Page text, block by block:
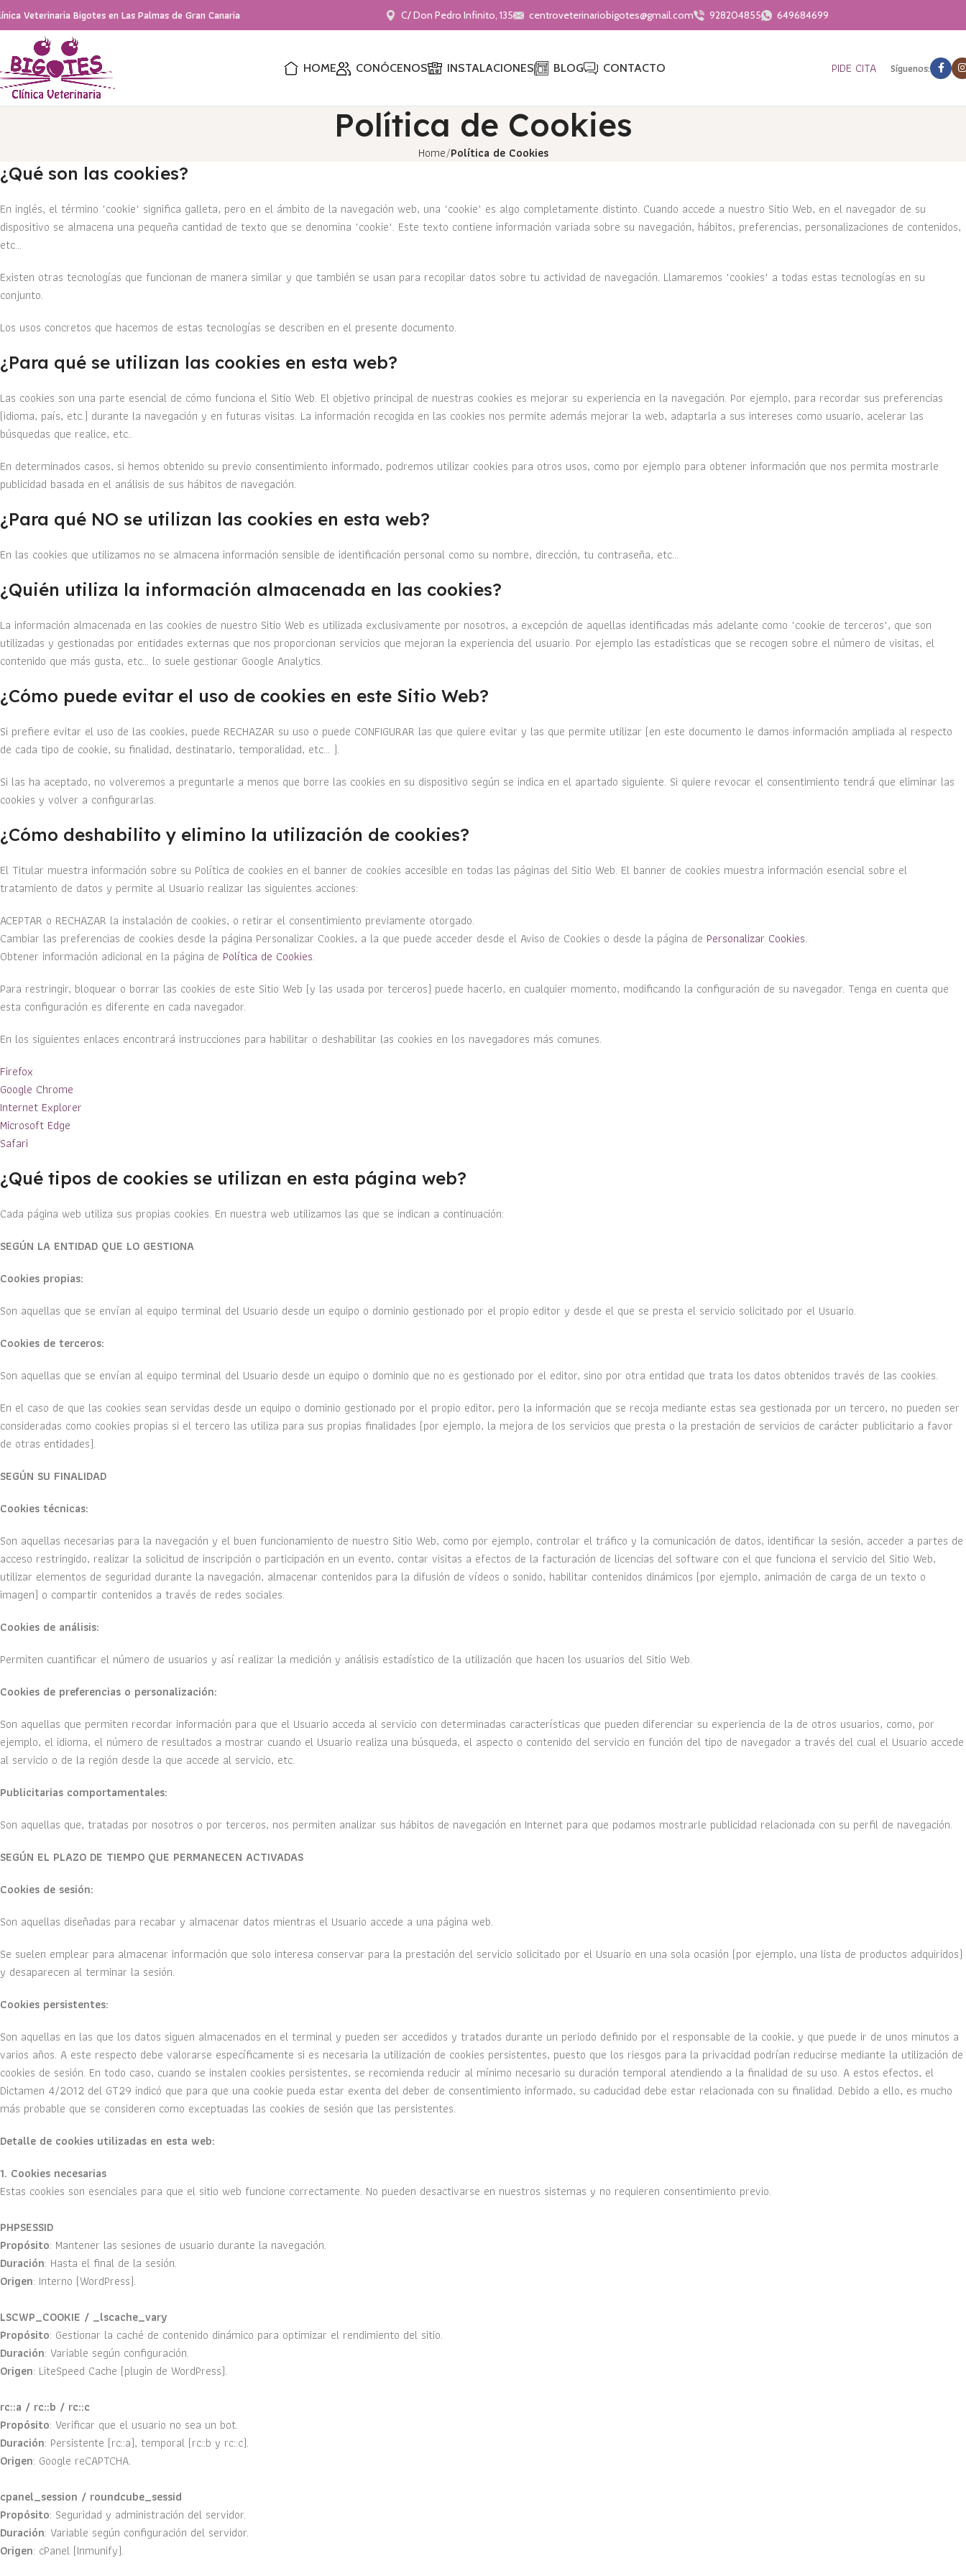
Veterinaria Bigotes en Las Palmas de Gran Canaria C/ Don Pedro Infinito, 135 centroveterinariobigotes@gmail.com 928204855 649684699
HOME CONÓCENOS INSTALACIONES BLOG CONTACTO PIDE CITA Síguenos:
Política de Cookies
Home Política de Cookies
¿Qué son las cookies?
En inglés, el término "cookie" significa galleta, pero en el ámbito de la navegación web, una "cookie" es algo completamente distinto. Cuando accede a nuestro Sitio Web, en el navegador de su
dispositivo se almacena una pequeña cantidad de texto que se denomina "cookie". Este texto contiene información variada sobre su navegación, hábitos, preferencias, personalizaciones de contenidos,
etc...
Existen otras tecnologías que funcionan de manera similar y que también se usan para recopilar datos sobre tu actividad de navegación. Llamaremos "cookies" a todas estas tecnologías en su
conjunto.
Los usos concretos que hacemos de estas tecnologías se describen en el presente documento.
¿Para qué se utilizan las cookies en esta web?
Las cookies son una parte esencial de cómo funciona el Sitio Web. El objetivo principal de nuestras cookies es mejorar su experiencia en la navegación. Por ejemplo, para recordar sus preferencias
(idioma, país, etc.) durante la navegación y en futuras visitas. La información recogida en las cookies nos permite además mejorar la web, adaptarla a sus intereses como usuario, acelerar las
búsquedas que realice, etc..
En determinados casos, si hemos obtenido su previo consentimiento informado, podremos utilizar cookies para otros usos, como por ejemplo para obtener información que nos permita mostrarle
publicidad basada en el análisis de sus hábitos de navegación.
¿Para qué NO se utilizan las cookies en esta web?
En las cookies que utilizamos no se almacena información sensible de identificación personal como su nombre, dirección, tu contraseña, etc...
¿Quién utiliza la información almacenada en las cookies?
La información almacenada en las cookies de nuestro Sitio Web es utilizada exclusivamente por nosotros, a excepción de aquellas identificadas más adelante como "cookie de terceros", que son
utilizadas y gestionadas por entidades externas que nos proporcionan servicios que mejoran la experiencia del usuario. Por ejemplo las estadísticas que se recogen sobre el número de visitas, el
contenido que más gusta, etc... lo suele gestionar Google Analytics.
¿Cómo puede evitar el uso de cookies en este Sitio Web?
Si prefiere evitar el uso de las cookies, puede RECHAZAR su uso o puede CONFIGURAR las que quiere evitar y las que permite utilizar (en este documento le damos información ampliada al respecto
de cada tipo de cookie, su finalidad, destinatario, temporalidad, etc... ).
Si las ha aceptado, no volveremos a preguntarle a menos que borre las cookies en su dispositivo según se indica en el apartado siguiente. Si quiere revocar el consentimiento tendrá que eliminar las
cookies y volver a configurarlas.
¿Cómo deshabilito y elimino la utilización de cookies?
El Titular muestra información sobre su Política de cookies en el banner de cookies accesible en todas las páginas del Sitio Web. El banner de cookies muestra información esencial sobre el
tratamiento de datos y permite al Usuario realizar las siguientes acciones:
ACEPTAR o RECHAZAR la instalación de cookies, o retirar el consentimiento previamente otorgado.
Cambiar las preferencias de cookies desde la página Personalizar Cookies, a la que puede acceder desde el Aviso de Cookies o desde la página de Personalizar Cookies.
Obtener información adicional en la página de Política de Cookies.
Para restringir, bloquear o borrar las cookies de este Sitio Web (y las usada por terceros) puede hacerlo, en cualquier momento, modificando la configuración de su navegador. Tenga en cuenta que
esta configuración es diferente en cada navegador.
En los siguientes enlaces encontrará instrucciones para habilitar o deshabilitar las cookies en los navegadores más comunes.
Firefox
Google Chrome
Internet Explorer
Microsoft Edge
Safari
¿Qué tipos de cookies se utilizan en esta página web?
Cada página web utiliza sus propias cookies. En nuestra web utilizamos las que se indican a continuación:
SEGÚN LA ENTIDAD QUE LO GESTIONA
Cookies propias:
Son aquellas que se envían al equipo terminal del Usuario desde un equipo o dominio gestionado por el propio editor y desde el que se presta el servicio solicitado por el Usuario.
Cookies de terceros:
Son aquellas que se envían al equipo terminal del Usuario desde un equipo o dominio que no es gestionado por el editor, sino por otra entidad que trata los datos obtenidos través de las cookies.
En el caso de que las cookies sean servidas desde un equipo o dominio gestionado por el propio editor, pero la información que se recoja mediante estas sea gestionada por un tercero, no pueden ser
consideradas como cookies propias si el tercero las utiliza para sus propias finalidades (por ejemplo, la mejora de los servicios que presta o la prestación de servicios de carácter publicitario a favor
de otras entidades).
SEGÚN SU FINALIDAD
Cookies técnicas:
Son aquellas necesarias para la navegación y el buen funcionamiento de nuestro Sitio Web, como por ejemplo, controlar el tráfico y la comunicación de datos, identificar la sesión, acceder a partes de
acceso restringido, realizar la solicitud de inscripción o participación en un evento, contar visitas a efectos de la facturación de licencias del software con el que funciona el servicio del Sitio Web,
utilizar elementos de seguridad durante la navegación, almacenar contenidos para la difusión de vídeos o sonido, habilitar contenidos dinámicos (por ejemplo, animación de carga de un texto o
imagen) o compartir contenidos a través de redes sociales.
Cookies de análisis:
Permiten cuantificar el número de usuarios y así realizar la medición y análisis estadístico de la utilización que hacen los usuarios del Sitio Web.
Cookies de preferencias o personalización:
Son aquellas que permiten recordar información para que el Usuario acceda al servicio con determinadas características que pueden diferenciar su experiencia de la de otros usuarios, como, por
ejemplo, el idioma, el número de resultados a mostrar cuando el Usuario realiza una búsqueda, el aspecto o contenido del servicio en función del tipo de navegador a través del cual el Usuario accede
al servicio o de la región desde la que accede al servicio, etc.
Publicitarias comportamentales:
Son aquellas que, tratadas por nosotros o por terceros, nos permiten analizar sus hábitos de navegación en Internet para que podamos mostrarle publicidad relacionada con su perfil de navegación.
SEGÚN EL PLAZO DE TIEMPO QUE PERMANECEN ACTIVADAS
Cookies de sesión:
Son aquellas diseñadas para recabar y almacenar datos mientras el Usuario accede a una página web.
Se suelen emplear para almacenar información que solo interesa conservar para la prestación del servicio solicitado por el Usuario en una sola ocasión (por ejemplo, una lista de productos adquiridos)
y desaparecen al terminar la sesión.
Cookies persistentes:
Son aquellas en las que los datos siguen almacenados en el terminal y pueden ser accedidos y tratados durante un periodo definido por el responsable de la cookie, y que puede ir de unos minutos a
varios años. A este respecto debe valorarse específicamente si es necesaria la utilización de cookies persistentes, puesto que los riesgos para la privacidad podrían reducirse mediante la utilización de
cookies de sesión. En todo caso, cuando se instalen cookies persistentes, se recomienda reducir al mínimo necesario su duración temporal atendiendo a la finalidad de su uso. A estos efectos, el
Dictamen 4/2012 del GT29 indicó que para que una cookie pueda estar exenta del deber de consentimiento informado, su caducidad debe estar relacionada con su finalidad. Debido a ello, es mucho
más probable que se consideren como exceptuadas las cookies de sesión que las persistentes.
Detalle de cookies utilizadas en esta web:
1. Cookies necesarias
Estas cookies son esenciales para que el sitio web funcione correctamente. No pueden desactivarse en nuestros sistemas y no requieren consentimiento previo.
PHPSESSID
Propósito: Mantener las sesiones de usuario durante la navegación.
Duración: Hasta el final de la sesión.
Origen: Interno (WordPress).
LSCWP_COOKIE / _lscache_vary
Propósito: Gestionar la caché de contenido dinámico para optimizar el rendimiento del sitio.
Duración: Variable según configuración.
Origen: LiteSpeed Cache (plugin de WordPress).
rc::a / rc::b / rc::c
Propósito: Verificar que el usuario no sea un bot.
Duración: Persistente (rc::a), temporal (rc::b y rc::c).
Origen: Google reCAPTCHA.
cpanel_session / roundcube_sessid
Propósito: Seguridad y administración del servidor.
Duración: Variable según configuración del servidor.
Origen: cPanel (Inmunify).